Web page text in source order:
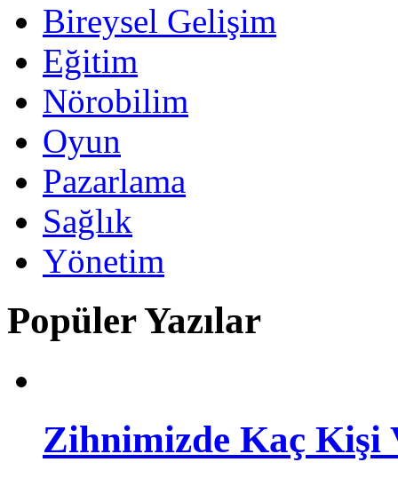
Bireysel Gelişim
Eğitim
Nörobilim
Oyun
Pazarlama
Sağlık
Yönetim
Popüler Yazılar
Zihnimizde Kaç Kişi